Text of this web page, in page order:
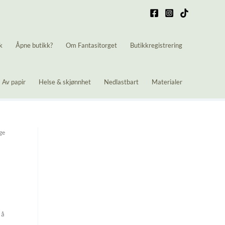
Åpne butikk? Om Fantasitorget Butikkregistrering
Av papir Helse & skjønnhet Nedlastbart Materialer